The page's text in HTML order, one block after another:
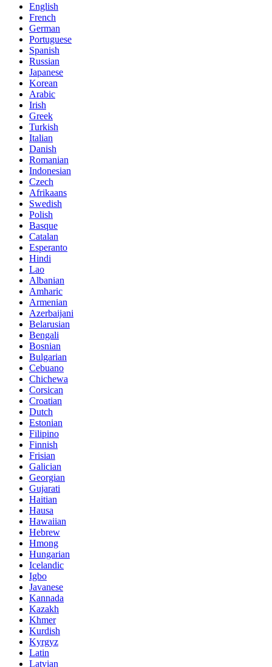
English
French
German
Portuguese
Spanish
Russian
Japanese
Korean
Arabic
Irish
Greek
Turkish
Italian
Danish
Romanian
Indonesian
Czech
Afrikaans
Swedish
Polish
Basque
Catalan
Esperanto
Hindi
Lao
Albanian
Amharic
Armenian
Azerbaijani
Belarusian
Bengali
Bosnian
Bulgarian
Cebuano
Chichewa
Corsican
Croatian
Dutch
Estonian
Filipino
Finnish
Frisian
Galician
Georgian
Gujarati
Haitian
Hausa
Hawaiian
Hebrew
Hmong
Hungarian
Icelandic
Igbo
Javanese
Kannada
Kazakh
Khmer
Kurdish
Kyrgyz
Latin
Latvian